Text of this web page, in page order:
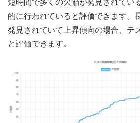
的に行われていると評価できます。
発見されていて上昇傾向の場合、テ
と評価できます。